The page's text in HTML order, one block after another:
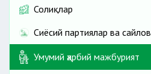
Солиқлар
Сиёсий партиялар ва сайлов
Умумий ҳарбий мажбурият